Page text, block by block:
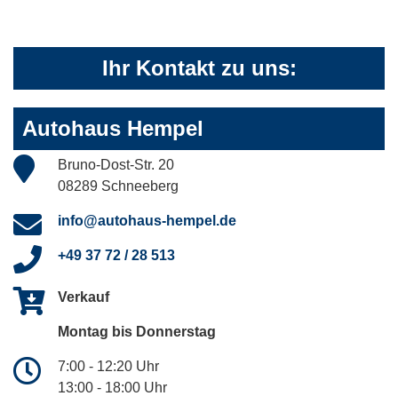
Ihr Kontakt zu uns:
Autohaus Hempel
Bruno-Dost-Str. 20
08289 Schneeberg
info@autohaus-hempel.de
+49 37 72 / 28 513
Verkauf
Montag bis Donnerstag
7:00 - 12:20 Uhr
13:00 - 18:00 Uhr